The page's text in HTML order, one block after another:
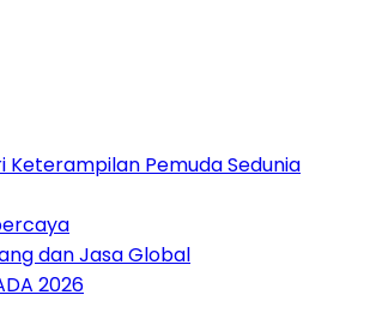
Keterampilan Pemuda Sedunia
dan Jasa Global
2026